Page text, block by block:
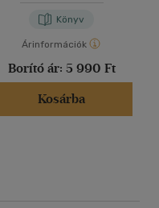
Könyv
Árinformációk
Borító ár: 5 990 Ft
Kosárba